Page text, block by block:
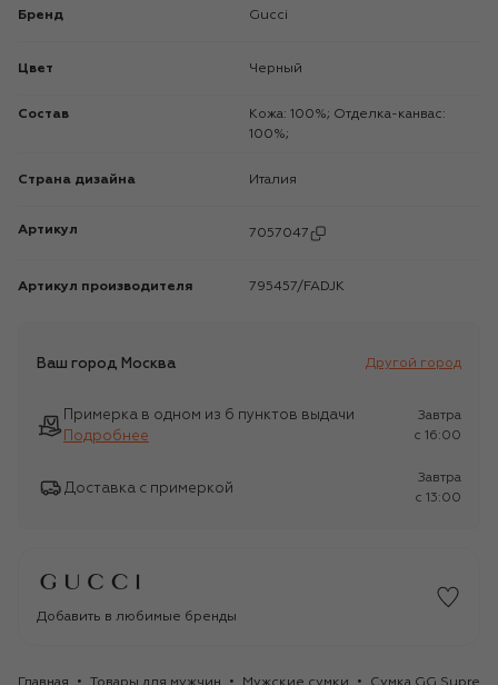
Бренд Gucci
Цвет Черный
Состав
Кожа: 100%; Отделка-канвас:
100%;
Страна дизайна Италия
Артикул 7057047
Артикул производителя 795457/FADJK
Ваш город Москва Другой город
Примерка в одном из 6 пунктов выдачи
Подробнее
Завтра
c 16:00
Доставка с примеркой
Завтра
c 13:00
Добавить в любимые бренды